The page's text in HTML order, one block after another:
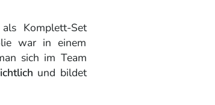
Komplett-Set
war in einem
sich im Team
und bildet